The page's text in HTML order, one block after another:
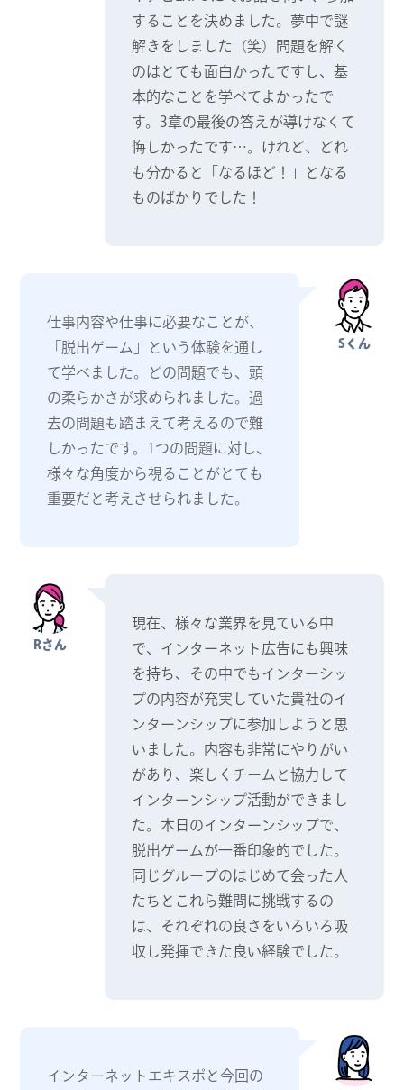
することを決めました。夢中で謎
解きをしました（笑）問題を解く
のはとても面白かったですし、基
本的なことを学べてよかったで
す。3章の最後の答えが導けなくて
悔しかったです…。けれど、どれ
も分かると「なるほど！」となる
ものばかりでした！
Sくん
仕事内容や仕事に必要なことが、
「脱出ゲーム」という体験を通し
て学べました。どの問題でも、頭
の柔らかさが求められました。過
去の問題も踏まえて考えるので難
しかったです。1つの問題に対し、
様々な角度から視ることがとても
重要だと考えさせられました。
Rさん
現在、様々な業界を見ている中
で、インターネット広告にも興味
を持ち、その中でもインターシッ
プの内容が充実していた貴社のイ
ンターンシップに参加しようと思
いました。内容も非常にやりがい
があり、楽しくチームと協力して
インターンシップ活動ができまし
た。本日のインターンシップで、
脱出ゲームが一番印象的でした。
同じグループのはじめて会った人
たちとこれら難問に挑戦するの
は、それぞれの良さをいろいろ吸
収し発揮できた良い経験でした。
インターネットエキスポと今回の